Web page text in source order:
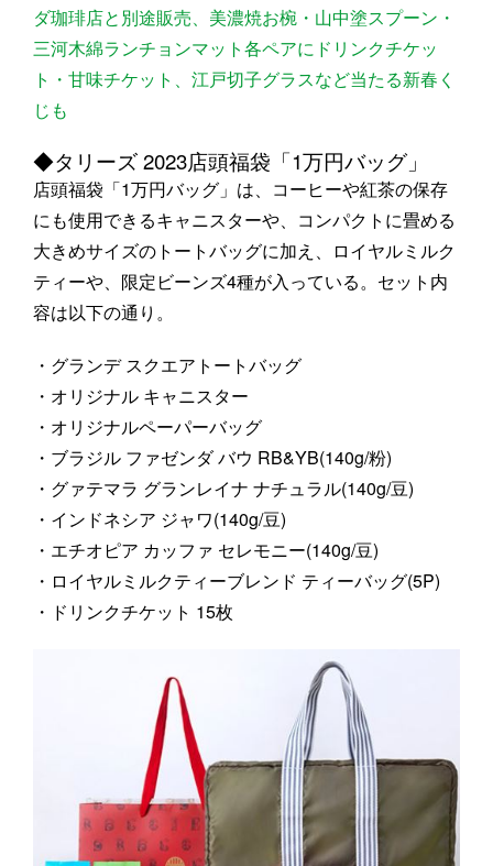
ダ珈琲店と別途販売、美濃焼お椀・山中塗スプーン・
三河木綿ランチョンマット各ペアにドリンクチケッ
ト・甘味チケット、江戸切子グラスなど当たる新春く
じも
◆タリーズ 2023店頭福袋「1万円バッグ」
店頭福袋「1万円バッグ」は、コーヒーや紅茶の保存
にも使用できるキャニスターや、コンパクトに畳める
大きめサイズのトートバッグに加え、ロイヤルミルク
ティーや、限定ビーンズ4種が入っている。セット内
容は以下の通り。
・グランデ スクエアトートバッグ
・オリジナル キャニスター
・オリジナルペーパーバッグ
・ブラジル ファゼンダ バウ RB&YB(140g/粉)
・グァテマラ グランレイナ ナチュラル(140g/豆)
・インドネシア ジャワ(140g/豆)
・エチオピア カッファ セレモニー(140g/豆)
・ロイヤルミルクティーブレンド ティーバッグ(5P)
・ドリンクチケット 15枚